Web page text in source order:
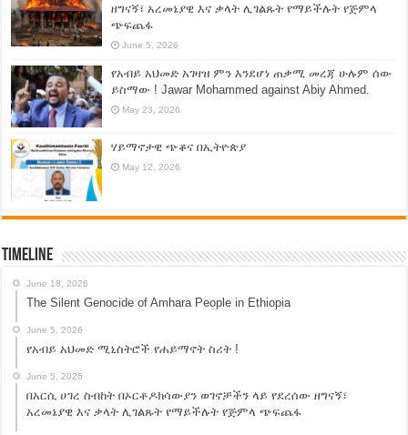
ዘግናኝ፣ አረመኔያዊ እና ቃላት ሊገልጹት የማይችሉት የጅምላ
ጭፍጨፋ
June 5, 2026
የአብይ አህመድ አገዛዝ ምን እንደሆነ ጠቃሚ መረጃ ሁሉም ሰው
ይስማው ! Jawar Mohammed against Abiy Ahmed.
May 23, 2026
ሃይማኖታዊ ጭቆና በኢትዮጵያ
May 12, 2026
Timeline
June 18, 2026
The Silent Genocide of Amhara People in Ethiopia
June 5, 2026
የአብይ አህመድ ሚኒስትሮች የሐይማኖት ስሪት !
June 5, 2026
በአርሲ ሀገረ ስብከት በኦርቶዶክሳውያን ወገኖቻችን ላይ የደረሰው ዘግናኝ፣
አረመኔያዊ እና ቃላት ሊገልጹት የማይችሉት የጅምላ ጭፍጨፋ